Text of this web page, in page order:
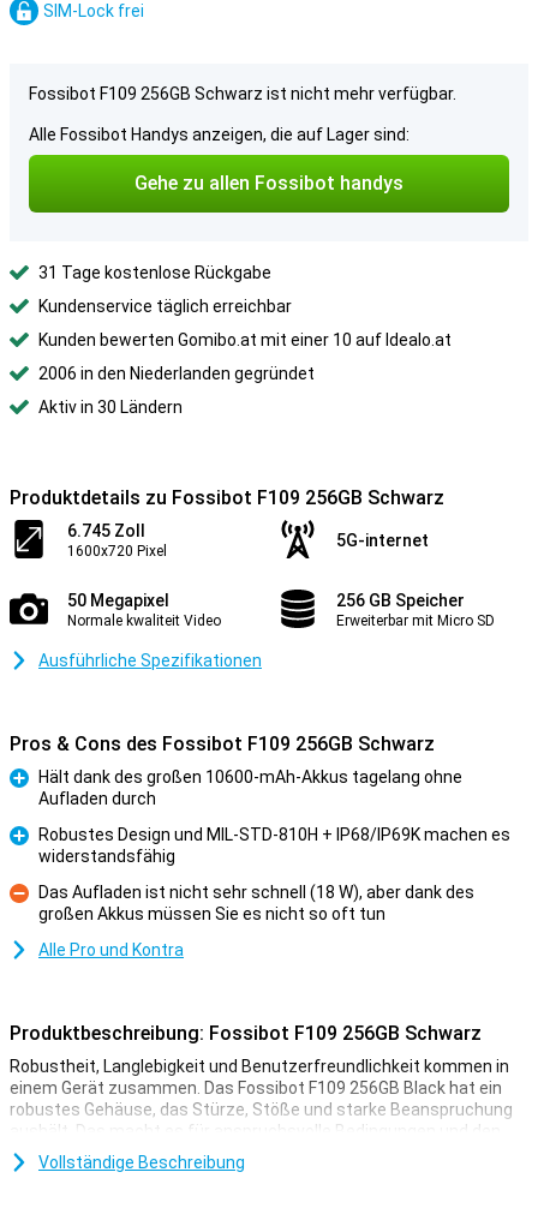
SIM-Lock frei
Fossibot F109 256GB Schwarz ist nicht mehr verfügbar.
Alle Fossibot Handys anzeigen, die auf Lager sind:
Gehe zu allen Fossibot handys
31 Tage kostenlose Rückgabe
Kundenservice täglich erreichbar
Kunden bewerten Gomibo.at mit einer 10 auf Idealo.at
2006 in den Niederlanden gegründet
Aktiv in 30 Ländern
Produktdetails zu Fossibot F109 256GB Schwarz
6.745 Zoll
1600x720 Pixel
5G-internet
50 Megapixel
Normale kwaliteit Video
256 GB Speicher
Erweiterbar mit Micro SD
Ausführliche Spezifikationen
Pros & Cons des Fossibot F109 256GB Schwarz
Hält dank des großen 10600-mAh-Akkus tagelang ohne
Aufladen durch
Robustes Design und MIL-STD-810H + IP68/IP69K machen es
widerstandsfähig
Kontra
Das Aufladen ist nicht sehr schnell (18 W), aber dank des
großen Akkus müssen Sie es nicht so oft tun
Alle Pro und Kontra
Produktbeschreibung: Fossibot F109 256GB Schwarz
Robustheit, Langlebigkeit und Benutzerfreundlichkeit kommen in
einem Gerät zusammen. Das Fossibot F109 256GB Black hat ein
robustes Gehäuse, das Stürze, Stöße und starke Beanspruchung
aushält. Das macht es für anspruchsvolle Bedingungen und den
täglichen Gebrauch geeignet. Egal, ob Sie arbeiten, reisen oder im
Freien aktiv sind, das Fossibot F109 wird weiterhin zuverlässig
Vollständige Beschreibung